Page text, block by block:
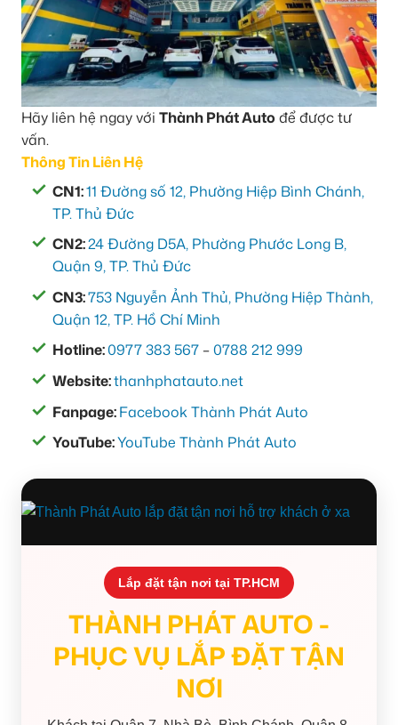
Hãy liên hệ ngay với Thành Phát Auto để được tư
vấn.
Thông Tin Liên Hệ
CN1:11 Đường số 12, Phường Hiệp Bình Chánh,
TP. Thủ Đức
CN2:24 Đường D5A, Phường Phước Long B,
Quận 9, TP. Thủ Đức
CN3:753 Nguyễn Ảnh Thủ, Phường Hiệp Thành,
Quận 12, TP. Hồ Chí Minh
Hotline:0977 383 567 –0788 212 999
Website:thanhphatauto.net
Fanpage:Facebook Thành Phát Auto
YouTube:YouTube Thành Phát Auto
Lắp đặt tận nơi tại TP.HCM
THÀNH PHÁT AUTO -
PHỤC VỤ LẮP ĐẶT TẬN
NƠI